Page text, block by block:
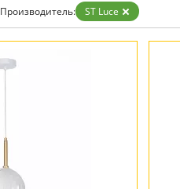
Бронза
Золото
Прозрачные
Производитель: ST Luce